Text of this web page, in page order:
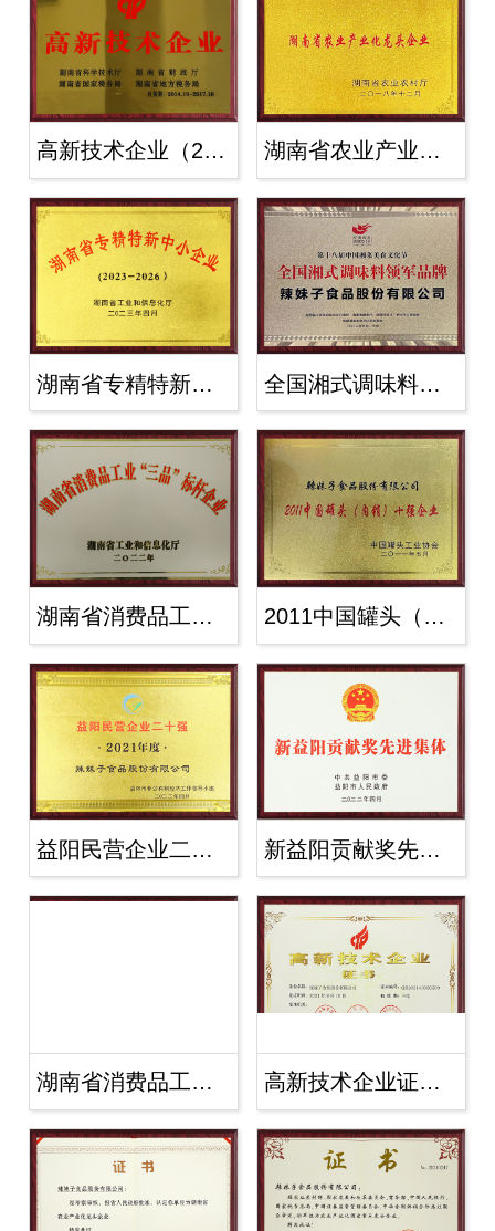
高新技术企业（2014-2017） 湖南省农业产业化龙头企业2018年
湖南省专精特新中小企业（2023-2026.. 全国湘式调味料领军品牌2023年
湖南省消费品工业“三品”标杆企业202.. 2011中国罐头（内销）十强企业
益阳民营企业二十强2021年度 新益阳贡献奖先进集体2022年
湖南省消费品工业“三品”标杆企业2 高新技术企业证书2021年